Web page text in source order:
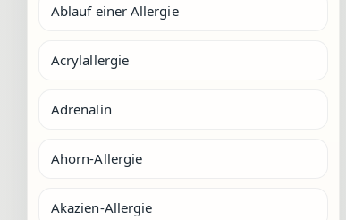
Ablauf einer Allergie
Acrylallergie
Adrenalin
Ahorn-Allergie
Akazien-Allergie